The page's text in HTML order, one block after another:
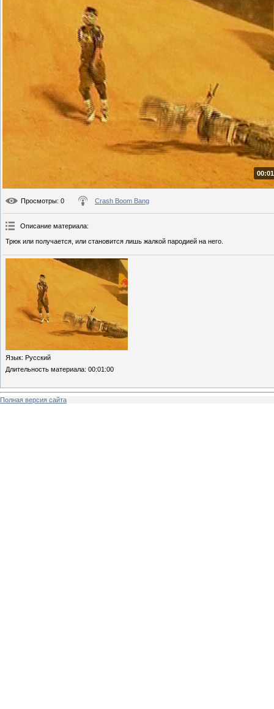
Просмотры: 0 Crash Boom Bang
Описание материала:
Трюк или получается, или становится лишь жалкой пародией на него.
Язык: Русский
Длительность материала: 00:01:00
Полная версия сайта